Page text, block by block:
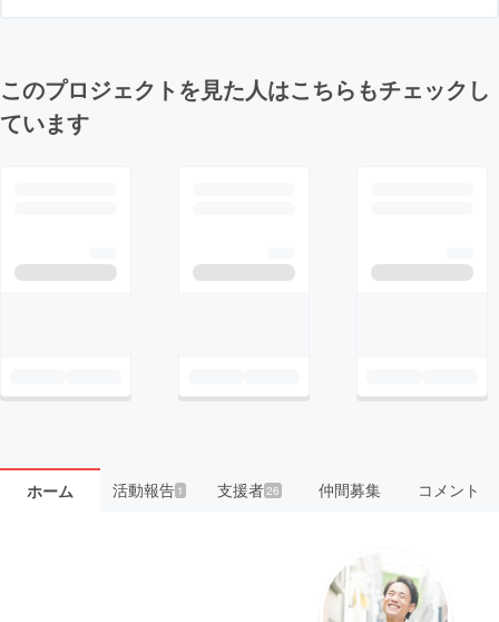
このプロジェクトを見た人はこちらもチェックし
ています
ホーム 活動報告1 支援者 26 仲間募集 コメント